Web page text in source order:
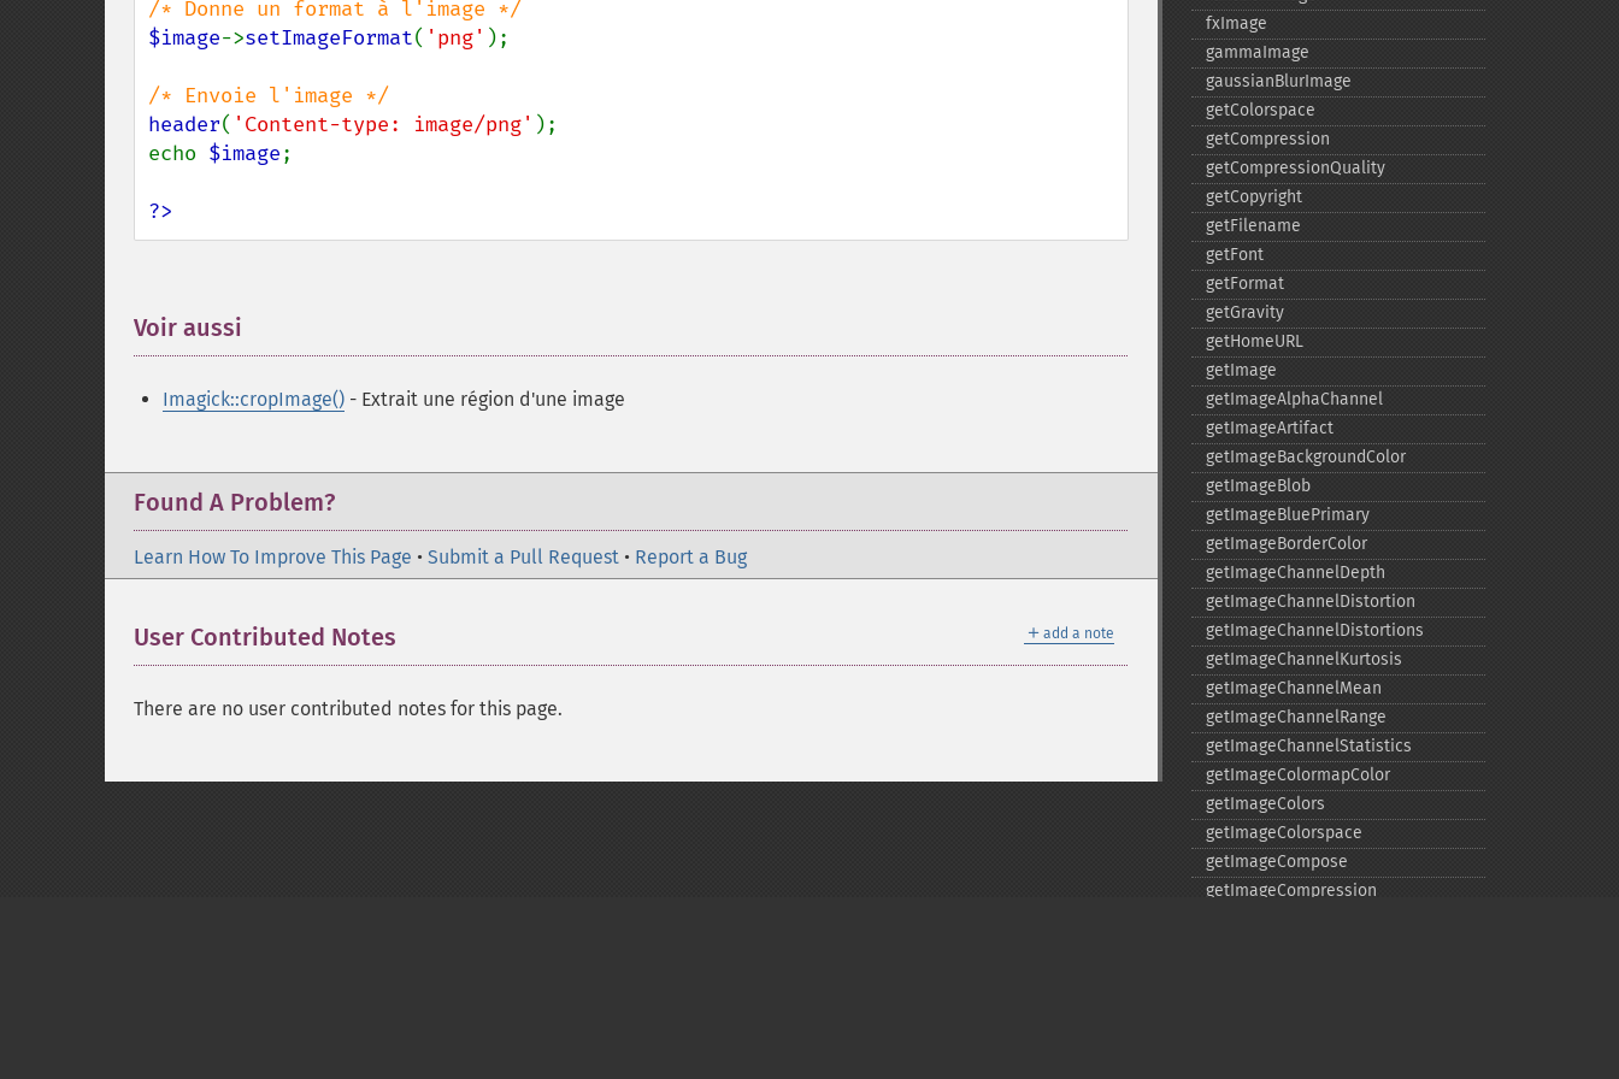
$image->setImageFormat( 'png' );
header( 'Content-type: image/png' );
echo $image;
?>
Voir aussi
Imagick::cropImage() - Extrait une région d'une image
Found A Problem?
Learn How To Improve This Page • Submit a Pull Request • Report a Bug
＋ add a note
User Contributed Notes
There are no user contributed notes for this page.
fxImage
gammaImage
gaussianBlurImage
getColorspace
getCompression
getCompressionQuality
getCopyright
getFilename
getFont
getFormat
getGravity
getHomeURL
getImage
getImageAlphaChannel
getImageArtifact
getImageBackgroundColor
getImageBlob
getImageBluePrimary
getImageBorderColor
getImageChannelDepth
getImageChannelDistortion
getImageChannelDistortions
getImageChannelKurtosis
getImageChannelMean
getImageChannelRange
getImageChannelStatistics
getImageColormapColor
getImageColors
getImageColorspace
getImageCompose
getImageCompression